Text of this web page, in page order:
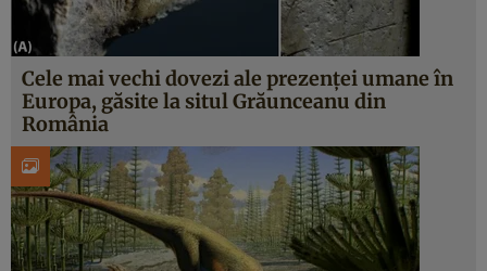
Cele mai vechi dovezi ale prezenței umane în
Europa, găsite la situl Grăunceanu din
România